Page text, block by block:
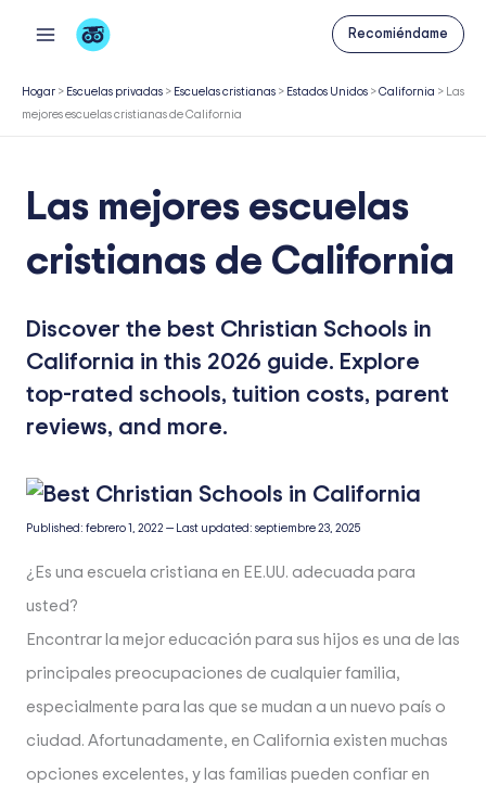
contenido
Recomiéndame
Hogar > Escuelas privadas > Escuelas cristianas > Estados Unidos >California >
Las
mejores escuelas cristianas de California
Las mejores escuelas
cristianas de California
Discover the best Christian Schools in
California in this 2026 guide. Explore
top-rated schools, tuition costs, parent
reviews, and more.
Published: febrero 1, 2022 — Last updated: septiembre 23, 2025
¿Es una escuela cristiana en EE.UU. adecuada para
usted?
Encontrar la mejor educación para sus hijos es una de las
principales preocupaciones de cualquier familia,
especialmente para las que se mudan a un nuevo país o
ciudad. Afortunadamente, en California existen muchas
opciones excelentes, y las familias pueden confiar en